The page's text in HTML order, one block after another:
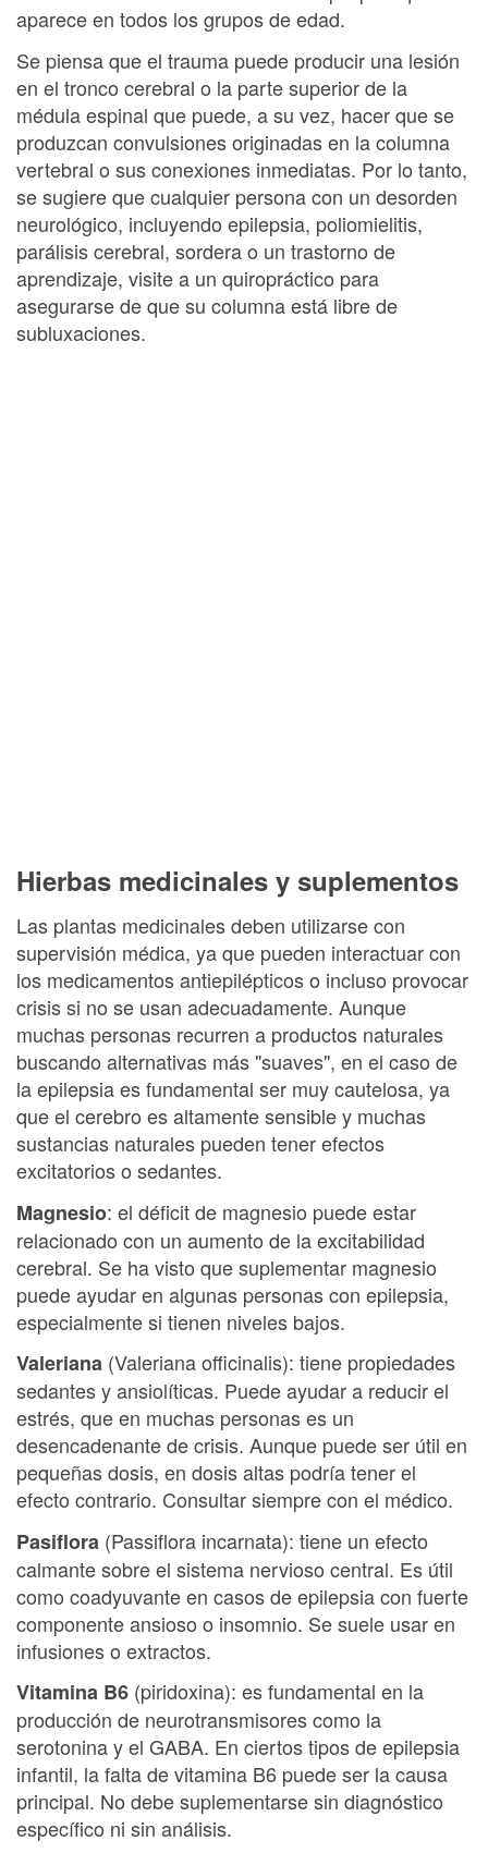
aparece en todos los grupos de edad.
Se piensa que el trauma puede producir una lesión
en el tronco cerebral o la parte superior de la
médula espinal que puede, a su vez, hacer que se
produzcan convulsiones originadas en la columna
vertebral o sus conexiones inmediatas. Por lo tanto,
se sugiere que cualquier persona con un desorden
neurológico, incluyendo epilepsia, poliomielitis,
parálisis cerebral, sordera o un trastorno de
aprendizaje, visite a un quiropráctico para
asegurarse de que su columna está libre de
subluxaciones.
Hierbas medicinales y suplementos
Las plantas medicinales deben utilizarse con
supervisión médica, ya que pueden interactuar con
los medicamentos antiepilépticos o incluso provocar
crisis si no se usan adecuadamente. Aunque
muchas personas recurren a productos naturales
buscando alternativas más "suaves", en el caso de
la epilepsia es fundamental ser muy cautelosa, ya
que el cerebro es altamente sensible y muchas
sustancias naturales pueden tener efectos
excitatorios o sedantes.
Magnesio: el déficit de magnesio puede estar
relacionado con un aumento de la excitabilidad
cerebral. Se ha visto que suplementar magnesio
puede ayudar en algunas personas con epilepsia,
especialmente si tienen niveles bajos.
Valeriana (Valeriana officinalis): tiene propiedades
sedantes y ansiolíticas. Puede ayudar a reducir el
estrés, que en muchas personas es un
desencadenante de crisis. Aunque puede ser útil en
pequeñas dosis, en dosis altas podría tener el
efecto contrario. Consultar siempre con el médico.
Pasiflora (Passiflora incarnata): tiene un efecto
calmante sobre el sistema nervioso central. Es útil
como coadyuvante en casos de epilepsia con fuerte
componente ansioso o insomnio. Se suele usar en
infusiones o extractos.
Vitamina B6 (piridoxina): es fundamental en la
producción de neurotransmisores como la
serotonina y el GABA. En ciertos tipos de epilepsia
infantil, la falta de vitamina B6 puede ser la causa
principal. No debe suplementarse sin diagnóstico
específico ni sin análisis.